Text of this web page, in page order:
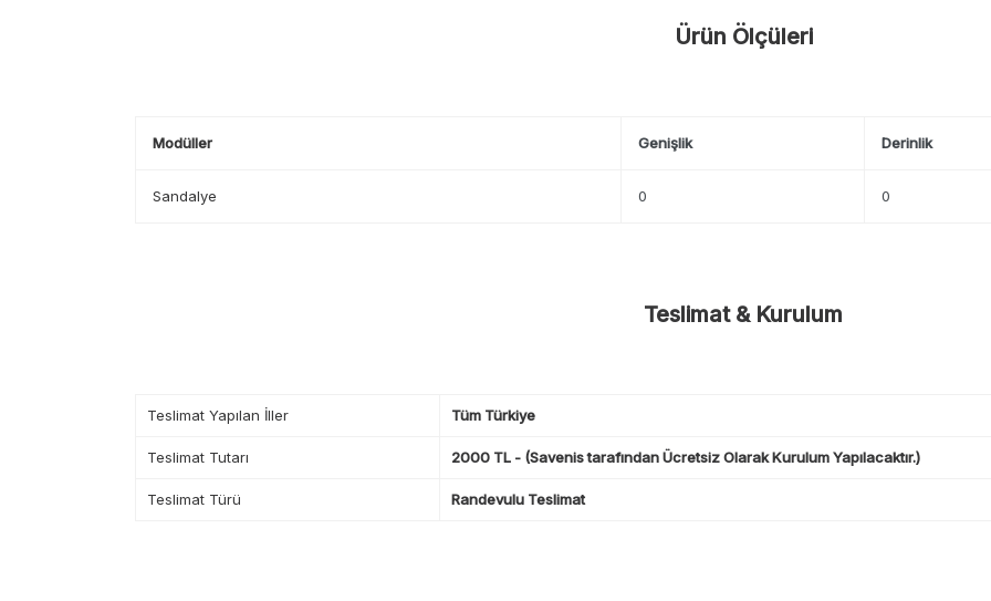
Ürün Ölçüleri
Modüller Genişlik Derinlik
Sandalye 0 0
Teslimat & Kurulum
Teslimat Yapılan İller Tüm Türkiye
Teslimat Tutarı 2000 TL - (Savenis tarafından Ücretsiz Olarak Kurulum Yapılacaktır.)
Teslimat Türü Randevulu Teslimat